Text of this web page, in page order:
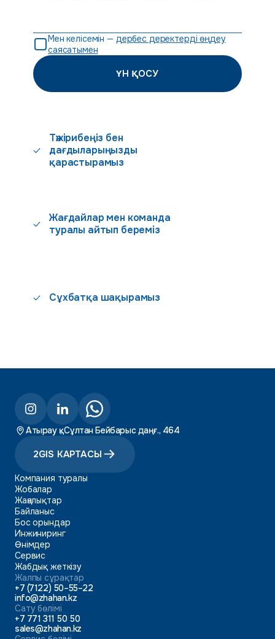
Мен келісемін — дербес деректерді өңдеу
саясатымен
ҮН ҚОСУ
Тәжірибеңіз бен
дағдыларыңызды
қарастырамыз
Жағдайлар мен команда
туралы айтып береміз
Сұхбатқа шақырамыз
Атырау қ., Сұлтан Бейбарыс даңғ., 464
2GIS КАРТАСЫ
Компания туралы
Жобалар
Жаңалықтар
Байланыс
Бос орындар
Инжиниринг
Өнімдер
Сервис
Жабдық жеткізу
Жалпы сұрақтар
+7 (7122) 50–55–22
info@zhahan.kz
Сату бөлімі
+7 771 311 50 50
sales@zhahan.kz